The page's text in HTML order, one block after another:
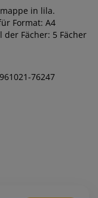
in lila.
Format: A4
der Fächer: 5 Fächer
76247